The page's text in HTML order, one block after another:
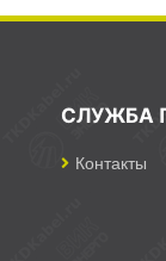
СЛУЖБА
Контакты